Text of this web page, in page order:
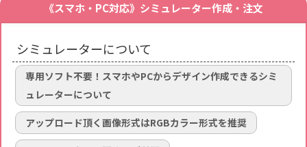
《スマホ・PC対応》シミュレーター作成・注文
シミュレーターについて
専用ソフト不要！スマホやPCからデザイン作成できるシミ
ュレーターについて
アップロード頂く画像形式はRGBカラー形式を推奨